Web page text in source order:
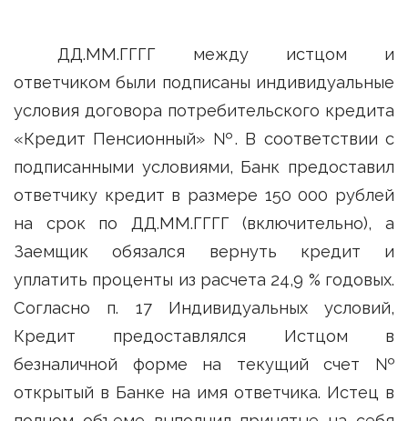
ДД.ММ.ГГГГ между истцом и
ответчиком были подписаны индивидуальные
условия договора потребительского кредита
«Кредит Пенсионный» №. В соответствии с
подписанными условиями, Банк предоставил
ответчику кредит в размере 150 000 рублей
на срок по ДД.ММ.ГГГГ (включительно), а
Заемщик обязался вернуть кредит и
уплатить проценты из расчета 24,9 % годовых.
Согласно п. 17 Индивидуальных условий,
Кредит предоставлялся Истцом в
безналичной форме на текущий счет №
открытый в Банке на имя ответчика. Истец в